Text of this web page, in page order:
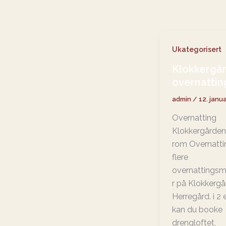
Ukategorisert
admin / 12.
Overnatting
rom
flere
r på
Herregård. i 2
kan du booke
drengloftet,